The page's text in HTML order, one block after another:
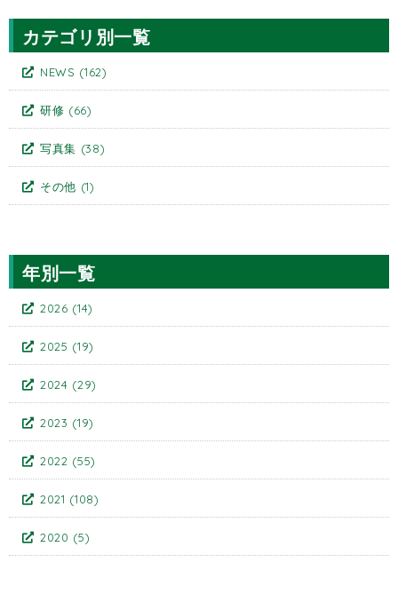
カテゴリ別一覧
NEWS (162)
研修 (66)
写真集 (38)
その他 (1)
年別一覧
2026 (14)
2025 (19)
2024 (29)
2023 (19)
2022 (55)
2021 (108)
2020 (5)